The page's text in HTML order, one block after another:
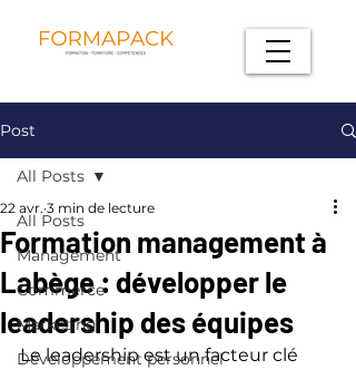
Post
All Posts
Management
Commerce
Marketing
Développement personnel
All Posts
Formation management à
Labège : développer le
leadership des équipes
22 avr. 3 min de lecture
Le leadership est un facteur clé